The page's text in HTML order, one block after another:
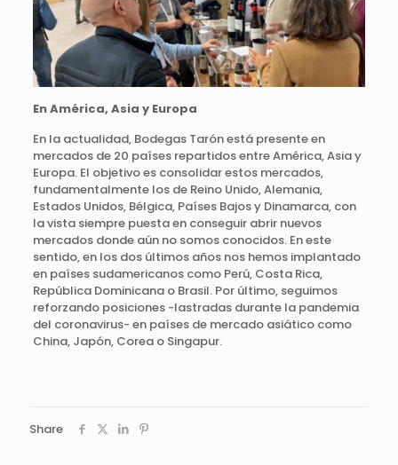
En América, Asia y Europa
En la actualidad, Bodegas Tarón está presente en
mercados de 20 países repartidos entre América, Asia y
Europa. El objetivo es consolidar estos mercados,
fundamentalmente los de Reino Unido, Alemania,
Estados Unidos, Bélgica, Países Bajos y Dinamarca, con
la vista siempre puesta en conseguir abrir nuevos
mercados donde aún no somos conocidos. En este
sentido, en los dos últimos años nos hemos implantado
en países sudamericanos como Perú, Costa Rica,
República Dominicana o Brasil. Por último, seguimos
reforzando posiciones -lastradas durante la pandemia
del coronavirus- en países de mercado asiático como
China, Japón, Corea o Singapur.
Share